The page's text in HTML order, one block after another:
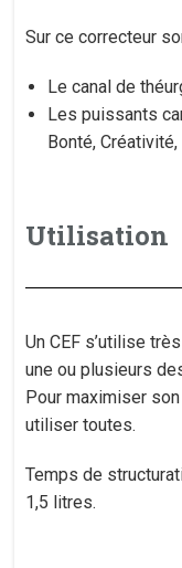
Sur ce correcteur
Le canal de
Les puissants
Bonté,
Utilisation
Un CEF s’utilise
une ou plusieurs
Pour maximiser
utiliser toutes.
Temps de
1,5 litres.